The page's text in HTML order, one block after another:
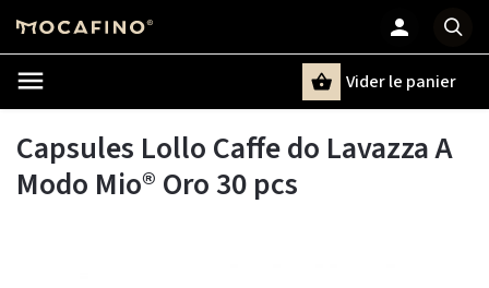
Chercher
Vider le panier
Capsules Lollo Caffe do Lavazza A
Modo Mio® Oro 30 pcs